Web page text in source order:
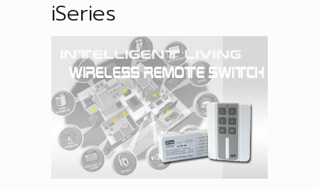
iSeries